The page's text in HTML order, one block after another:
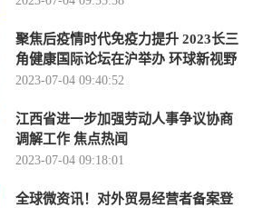
聚焦后疫情时代免疫力提升 2023长三
角健康国际论坛在沪举办 环球新视野
2023-07-04 09:40:52
江西省进一步加强劳动人事争议协商
调解工作 焦点热闻
2023-07-04 09:18:01
全球微资讯！对外贸易经营者备案登